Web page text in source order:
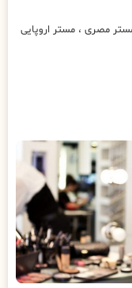
مصری ، مستر اروپایی